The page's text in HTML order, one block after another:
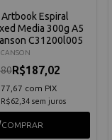
Espiral
Media 300g A5
C31200l005
CANSON
R$187,02
com PIX
R$62,34 sem juros
COMPRAR